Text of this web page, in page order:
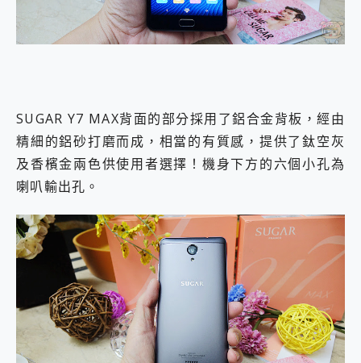
SUGAR Y7 MAX背面的部分採用了鋁合金背板，經由
精細的鋁砂打磨而成，相當的有質感，提供了鈦空灰
及香檳金兩色供使用者選擇！機身下方的六個小孔為
喇叭輸出孔。